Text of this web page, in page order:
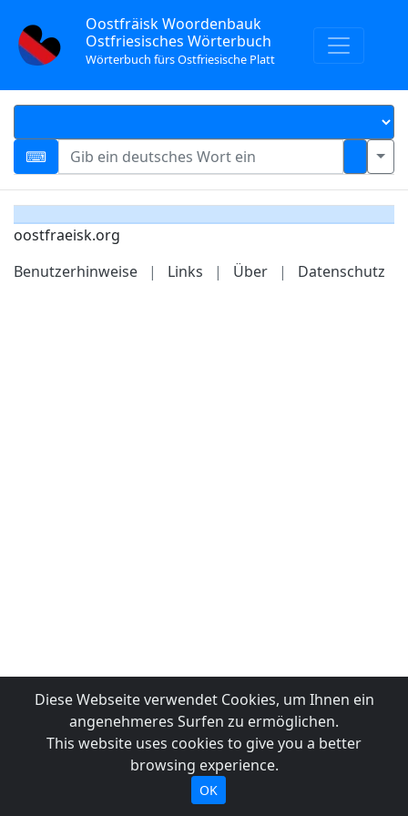
Oostfräisk Woordenbauk
Ostfriesisches Wörterbuch
Wörterbuch fürs Ostfriesische Platt
oostfraeisk.org
Benutzerhinweise
| Links | Über | Datenschutz
Diese Webseite verwendet Cookies, um Ihnen ein
angenehmeres Surfen zu ermöglichen.
This website uses cookies to give you a better
browsing experience.
OK